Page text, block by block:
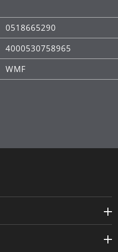
na polévku, který
teploty, poskytuje
při vaření –
receptů
estetikou, lesklým
vhodný do myčky
0518665290
4000530758965
WMF